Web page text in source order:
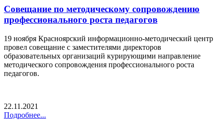
Совещание по методическому сопровождению
профессионального роста педагогов
19 ноября Красноярский информационно-методический центр
провел совещание с заместителями директоров
образовательных организаций курирующими направление
методического сопровождения профессионального роста
педагогов.
22.11.2021
Подробнее...